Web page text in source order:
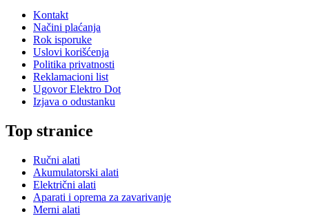
Kontakt
Načini plaćanja
Rok isporuke
Uslovi korišćenja
Politika privatnosti
Reklamacioni list
Ugovor Elektro Dot
Izjava o odustanku
Top stranice
Ručni alati
Akumulatorski alati
Električni alati
Aparati i oprema za zavarivanje
Merni alati